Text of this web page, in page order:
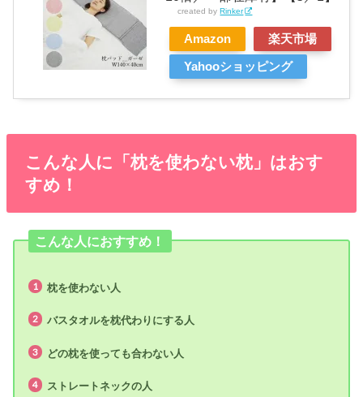
created byRinker
Amazon 楽天市場
Yahooショッピング
こんな人に「枕を使わない枕」はおす
すめ！
こんな人におすすめ！
枕を使わない人
バスタオルを枕代わりにする人
どの枕を使っても合わない人
ストレートネックの人